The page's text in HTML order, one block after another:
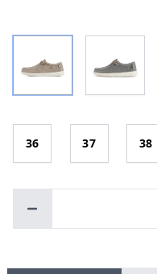
36 37 38